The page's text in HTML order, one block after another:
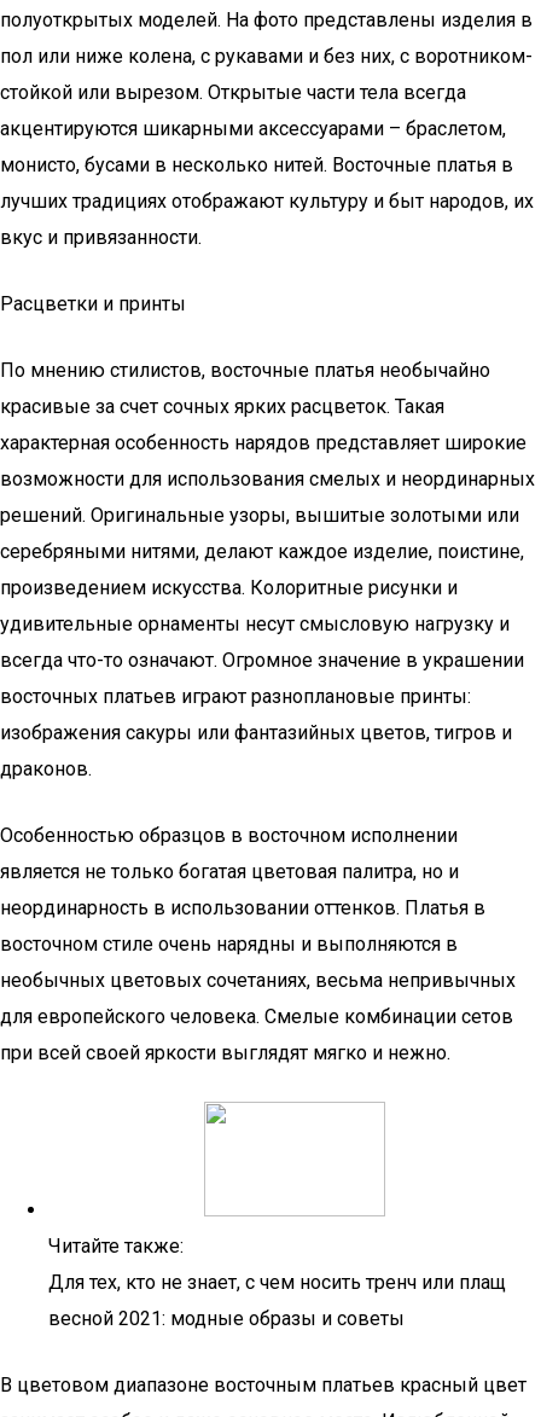
полуоткрытых моделей. На фото представлены изделия в
пол или ниже колена, с рукавами и без них, с воротником-
стойкой или вырезом. Открытые части тела всегда
акцентируются шикарными аксессуарами – браслетом,
монисто, бусами в несколько нитей. Восточные платья в
лучших традициях отображают культуру и быт народов, их
вкус и привязанности.
Расцветки и принты
По мнению стилистов, восточные платья необычайно
красивые за счет сочных ярких расцветок. Такая
характерная особенность нарядов представляет широкие
возможности для использования смелых и неординарных
решений. Оригинальные узоры, вышитые золотыми или
серебряными нитями, делают каждое изделие, поистине,
произведением искусства. Колоритные рисунки и
удивительные орнаменты несут смысловую нагрузку и
всегда что-то означают. Огромное значение в украшении
восточных платьев играют разноплановые принты:
изображения сакуры или фантазийных цветов, тигров и
драконов.
Особенностью образцов в восточном исполнении
является не только богатая цветовая палитра, но и
неординарность в использовании оттенков. Платья в
восточном стиле очень нарядны и выполняются в
необычных цветовых сочетаниях, весьма непривычных
для европейского человека. Смелые комбинации сетов
при всей своей яркости выглядят мягко и нежно.
Читайте также:
Для тех, кто не знает, с чем носить тренч или плащ
весной 2021: модные образы и советы
В цветовом диапазоне восточным платьев красный цвет